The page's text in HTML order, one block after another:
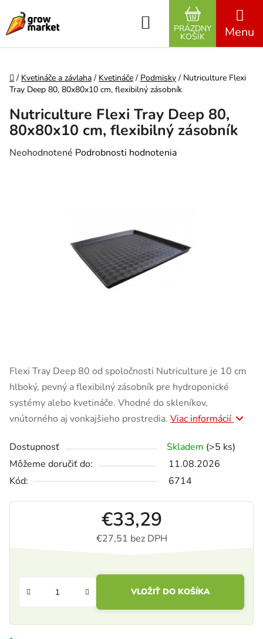
Hľadať
NÁKUPNÝ
PRÁZDNY
KOŠÍK
Domov
/ Kvetináče a závlaha / Kvetináče / Podmisky / Nutriculture Flexi
Tray Deep 80, 80x80x10 cm, flexibilný zásobník
Flexi Tray Deep 80 od spoločnosti Nutriculture je 10 cm
hlboký, pevný a flexibilný zásobník pre hydroponické
systémy alebo kvetináče. Vhodné do skleníkov,
vnútorného aj vonkajšieho prostredia. Viac informácií
Dostupnosť Skladem (>5 ks)
Môžeme doručiť do:
11.08.2026
Kód:
6714
€33,29
€27,51 bez DPH
VLOŽIŤ DO KOŠÍKA
Nutriculture Flexi Tray Deep 80,
80x80x10 cm, flexibilný zásobník
Priemerné hodnotenie produktu je 0,0 z 5 hviezdičiek.
Neohodnotené Podrobnosti hodnotenia